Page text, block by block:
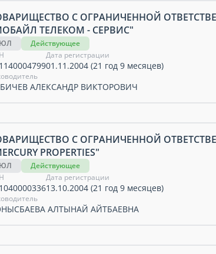
С ОГРАНИЧЕННОЙ
ТЕЛЕКОМ - СЕРВИС"
ЮЛ
Действующее
Дата регистрации
01.11.2004 (21 год 9 месяцев)
АЛЕКСАНДР ВИКТОРОВИЧ
С ОГРАНИЧЕННОЙ
PROPERTIES"
ЮЛ
Действующее
Дата регистрации
13.10.2004 (21 год 9 месяцев)
АЛТЫНАЙ АЙТБАЕВНА